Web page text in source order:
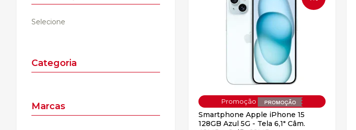
Selecione
Categoria
Marcas
Smartphone Apple iPhone 15
128GB Azul 5G - Tela 6,1" Câm.